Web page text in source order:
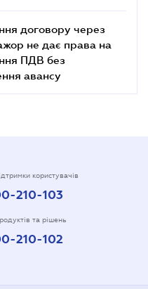
договору через
не дає права на
ПДВ без
авансу
користувачів
210-103
та рішень
210-102